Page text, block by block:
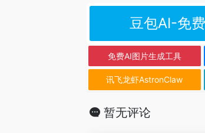
豆包AI-免
免费AI图片生成工具
讯飞龙虾AstronClaw
暂无评论